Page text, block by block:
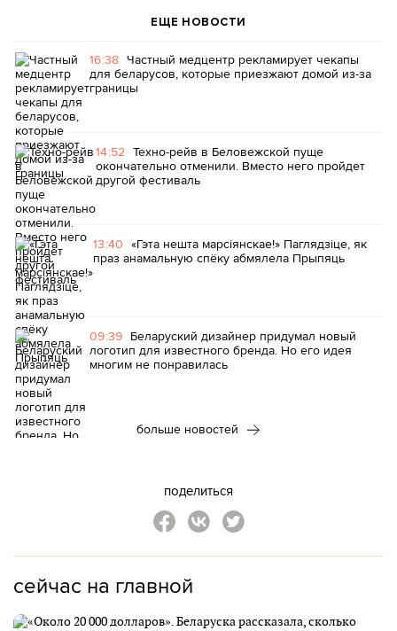
ЕЩЕ НОВОСТИ
16:38 Частный медцентр рекламирует чекапы
для беларусов, которые приезжают домой из-за
границы
14:52 Техно-рейв в Беловежской пуще
окончательно отменили. Вместо него пройдет
другой фестиваль
13:40 «Гэта нешта марсіянскае!» Паглядзіце, як
праз анамальную спёку абмялела Прыпяць
09:39 Беларуский дизайнер придумал новый
логотип для известного бренда. Но его идея
многим не понравилась
больше новостей
поделиться
сейчас на главной